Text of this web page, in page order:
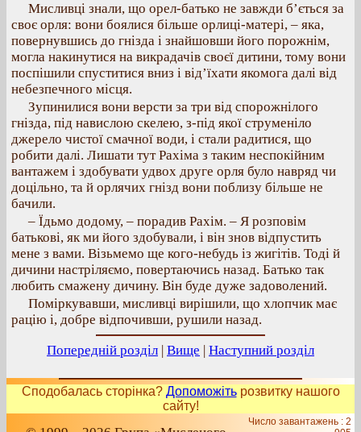
Мисливці знали, що орел-батько не завжди б’ється за
своє орля: вони боялися більше орлиці-матері, – яка,
повернувшись до гнізда і знайшовши його порожнім,
могла накинутися на викрадачів своєї дитини, тому вони
поспішили спуститися вниз і від’їхати якомога далі від
небезпечного місця.
Зупинилися вони версти за три від спорожнілого
гнізда, під навислою скелею, з-під якої струменіло
джерело чистої смачної води, і стали радитися, що
робити далі. Лишати тут Рахіма з таким неспокійним
вантажем і здобувати удвох друге орля було навряд чи
доцільно, та й орлячих гнізд вони поблизу більше не
бачили.
– Їдьмо додому, – порадив Рахім. – Я розповім
батькові, як ми його здобували, і він знов відпустить
мене з вами. Візьмемо ще кого-небудь із жигітів. Тоді й
дичини настріляємо, повертаючись назад. Батько так
любить смажену дичину. Він буде дуже задоволений.
Поміркувавши, мисливці вирішили, що хлопчик має
рацію і, добре відпочивши, рушили назад.
Попередній розділ | Вище | Наступний розділ
Сподобалась сторінка? Допоможітьрозвитку нашого
сайту!
Число завантажень : 2